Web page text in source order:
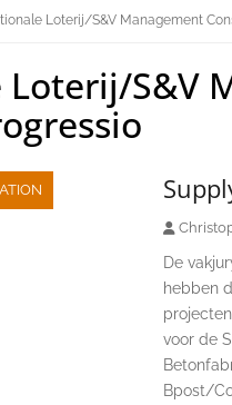
Loterij/S&V Management
S&V
De
hebben
voor de
Bpost/